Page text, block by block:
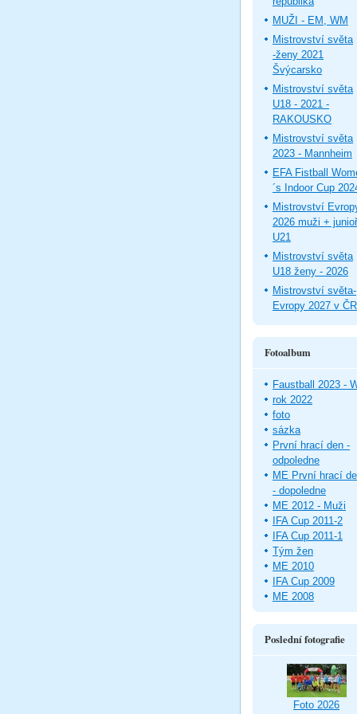
MUŽI - EM, WM
Mistrovství světa
-ženy 2021
Švýcarsko
Mistrovství světa
U18 - 2021 -
RAKOUSKO
Mistrovství světa
2023 - Mannheim
EFA Fistball
´s Indoor Cup
Mistrovství
2026 muži +
U21
Mistrovství světa
U18 ženy - 2026
Mistrovství světa-
Evropy 2027 v ČR
Fotoalbum
Faustball 2023 -
rok 2022
foto
sázka
První hrací den -
odpoledne
ME První hrací
- dopoledne
ME 2012 - Muži
IFA Cup 2011-2
IFA Cup 2011-1
Tým žen
ME 2010
IFA Cup 2009
ME 2008
Poslední fotografie
Foto 2026